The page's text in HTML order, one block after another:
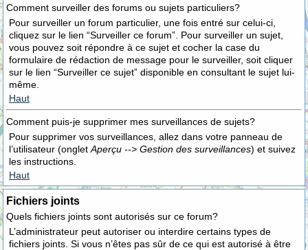
Comment surveiller des forums ou sujets particuliers?
Pour surveiller un forum particulier, une fois entré sur celui-ci,
cliquez sur le lien “Surveiller ce forum”. Pour surveiller un sujet,
vous pouvez soit répondre à ce sujet et cocher la case du
formulaire de rédaction de message pour le surveiller, soit cliquer
sur le lien “Surveiller ce sujet” disponible en consultant le sujet lui-
même.
Haut
Comment puis-je supprimer mes surveillances de sujets?
Pour supprimer vos surveillances, allez dans votre panneau de
l’utilisateur (onglet Aperçu --> Gestion des surveillances) et suivez
les instructions.
Haut
Fichiers joints
Quels fichiers joints sont autorisés sur ce forum?
L’administrateur peut autoriser ou interdire certains types de
fichiers joints. Si vous n’êtes pas sûr de ce qui est autorisé à être